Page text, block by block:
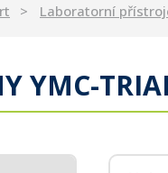
Laboratorní
YMC-